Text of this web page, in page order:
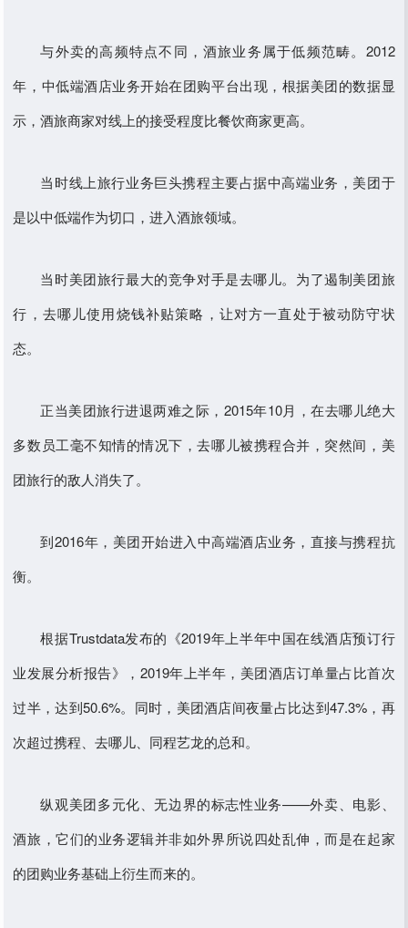
与外卖的高频特点不同，酒旅业务属于低频范畴。2012
年，中低端酒店业务开始在团购平台出现，根据美团的数据显
示，酒旅商家对线上的接受程度比餐饮商家更高。
当时线上旅行业务巨头携程主要占据中高端业务，美团于
是以中低端作为切口，进入酒旅领域。
当时美团旅行最大的竞争对手是去哪儿。为了遏制美团旅
行，去哪儿使用烧钱补贴策略，让对方一直处于被动防守状
态。
正当美团旅行进退两难之际，2015年10月，在去哪儿绝大
多数员工毫不知情的情况下，去哪儿被携程合并，突然间，美
团旅行的敌人消失了。
到2016年，美团开始进入中高端酒店业务，直接与携程抗
衡。
根据Trustdata发布的《2019年上半年中国在线酒店预订行
业发展分析报告》，2019年上半年，美团酒店订单量占比首次
过半，达到50.6%。同时，美团酒店间夜量占比达到47.3%，再
次超过携程、去哪儿、同程艺龙的总和。
纵观美团多元化、无边界的标志性业务——外卖、电影、
酒旅，它们的业务逻辑并非如外界所说四处乱伸，而是在起家
的团购业务基础上衍生而来的。